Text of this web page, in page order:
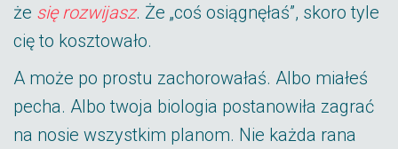
że się rozwijasz. Że „coś osiągnęłaś”, skoro tyle
cię to kosztowało.
A może po prostu zachorowałaś. Albo miałeś
pecha. Albo twoja biologia postanowiła zagrać
na nosie wszystkim planom. Nie każda rana